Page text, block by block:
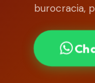
burocracia,